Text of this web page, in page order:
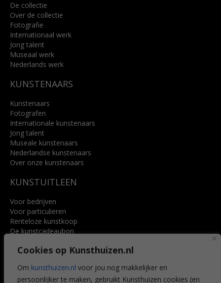
Cookies op Kunsthuizen.nl
Om kunsthuizen.nl voor jou nog makkelijker en
persoonlijker te maken, gebruikt Kunsthuizen cookies (en
De collectie
Over de collectie
Fotografie
Internationaal werk
Jong talent
Museaal werk
Nederlands werk
KUNSTENAARS
Kunstenaars
Fotografen
Internationale kunstenaars
Jong talent
Museale kunstenaars
Nederlandse kunstenaars
Over onze kunstenaars
KUNSTUITLEEN
Voor bedrijven
Voor particulieren
Renteloze kunstkoop
De kunstcadeaubon
Voordelen
Veelgestelde vragen